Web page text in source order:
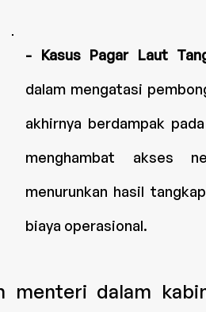
- Kasus Pagar Laut
dalam mengatasi
akhirnya berdampak
menghambat akses
menurunkan hasil
biaya operasional.
dalam